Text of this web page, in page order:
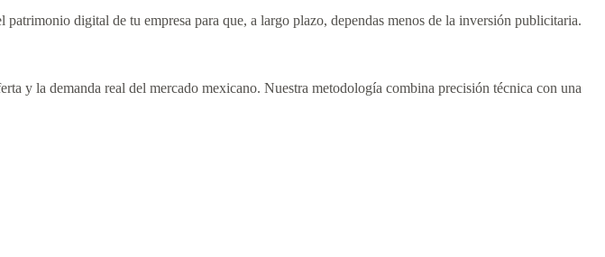
digital de tu empresa para que, a largo plazo, dependas menos de la inversión publicitaria.
y la demanda real del mercado mexicano. Nuestra metodología combina precisión técnica con una